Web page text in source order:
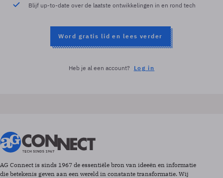
Blijf up-to-date over de laatste ontwikkelingen in en rond tech
Word gratis lid en lees verder
Heb je al een account? Log in
AG Connect is sinds 1967 de essentiële bron van ideeën en informatie
die betekenis geven aan een wereld in constante transformatie. Wij